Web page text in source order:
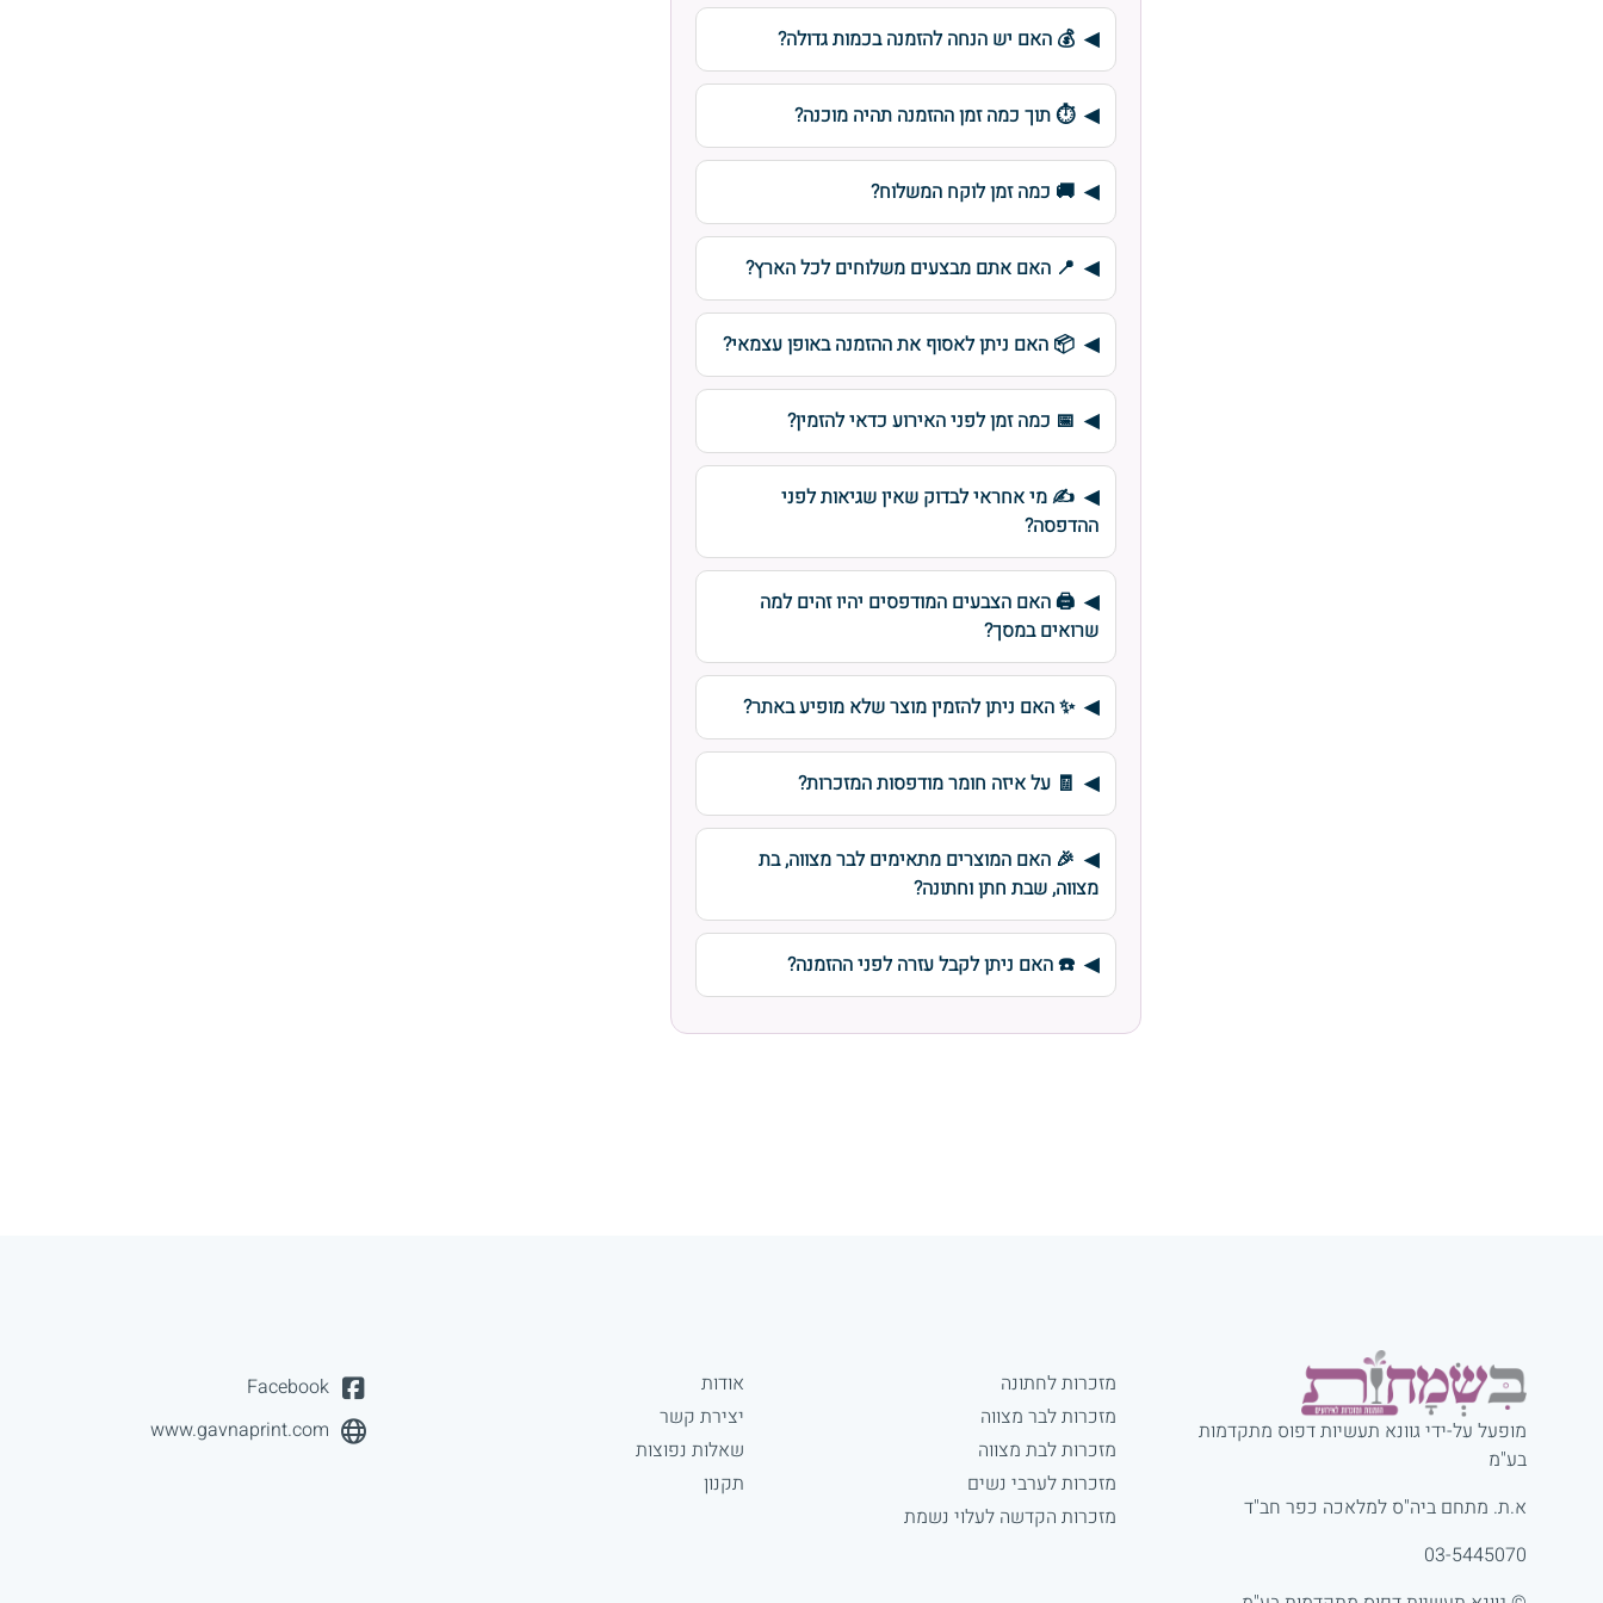
💰 האם יש הנחה להזמנה בכמות גדולה?
⏱️ תוך כמה זמן ההזמנה תהיה מוכנה?
🚚 כמה זמן לוקח המשלוח?
📍 האם אתם מבצעים משלוחים לכל הארץ?
📦 האם ניתן לאסוף את ההזמנה באופן עצמאי?
📅 כמה זמן לפני האירוע כדאי להזמין?
✍️ מי אחראי לבדוק שאין שגיאות לפני
ההדפסה?
🖨️ האם הצבעים המודפסים יהיו זהים למה
שרואים במסך?
✨ האם ניתן להזמין מוצר שלא מופיע באתר?
🧾 על איזה חומר מודפסות המזכרות?
🎉 האם המוצרים מתאימים לבר מצווה, בת
מצווה, שבת חתן וחתונה?
☎️ האם ניתן לקבל עזרה לפני ההזמנה?
מופעל על-ידי גוונא תעשיות דפוס מתקדמות
בע"מ
א.ת. מתחם ביה"ס למלאכה כפר חב"ד
03-5445070
מזכרות לחתונה
מזכרות לבר מצווה
מזכרות לבת מצווה
מזכרות לערבי נשים
מזכרות הקדשה לעלוי נשמת
אודות
יצירת קשר
שאלות נפוצות
תקנון
Facebook
www.gavnaprint.com